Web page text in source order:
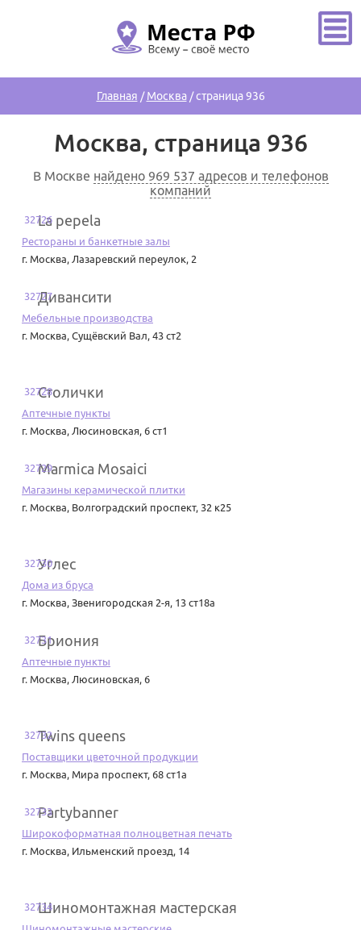
Главная /Москва/страница 936
Москва, страница 936
В Москве найдено 969 537 адресов и телефонов
компаний
32726La pepela
Рестораны и банкетные залы
г. Москва, Лазаревский переулок, 2
32727Дивансити
Мебельные производства
г. Москва, Сущёвский Вал, 43 ст2
32728Столички
Аптечные пункты
г. Москва, Люсиновская, 6 ст1
32729Marmica Mosaici
Магазины керамической плитки
г. Москва, Волгоградский проспект, 32 к25
32730Углес
Дома из бруса
г. Москва, Звенигородская 2-я, 13 ст18а
32731Бриония
Аптечные пункты
г. Москва, Люсиновская, 6
32732Twins queens
Поставщики цветочной продукции
г. Москва, Мира проспект, 68 ст1а
32733Partybanner
Широкоформатная полноцветная печать
г. Москва, Ильменский проезд, 14
32734Шиномонтажная мастерская